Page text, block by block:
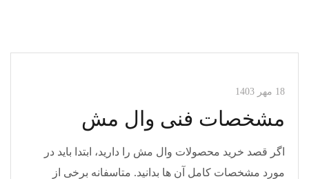
مقالات وال مش
18 مهر 1403
مشخصات فنی وال مش
اگر قصد خرید محصولات وال مش را دارید، ابتدا باید در
مورد مشخصات کامل آن ها بدانید. متاسفانه برخی از